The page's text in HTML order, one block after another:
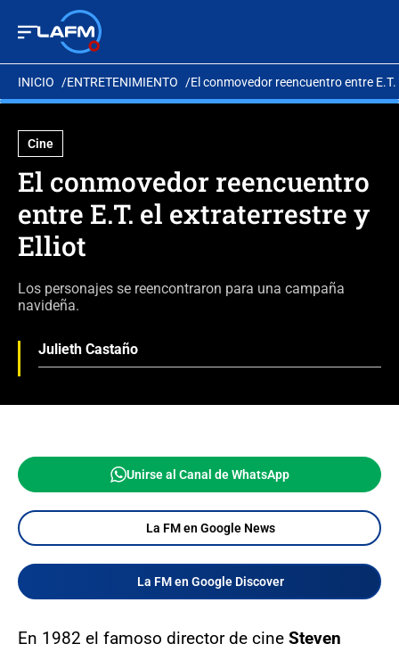
INICIO ENTRETENIMIENTO El conmovedor reencuentro entre
Cine
El conmovedor reencuentro
entre E.T. el extraterrestre y
Elliot
Los personajes se reencontraron para una campaña
navideña.
Julieth Castaño
Unirse al Canal de WhatsApp
La FM en Google News
La FM en Google Discover
En 1982 el famoso director de cine Steven